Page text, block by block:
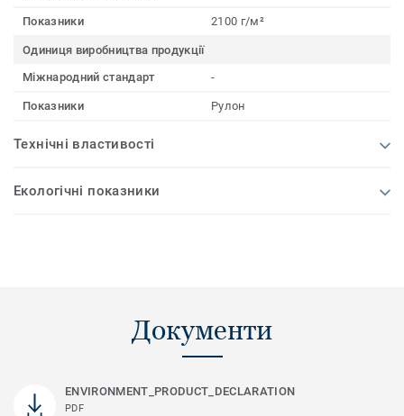
Показники 2100 г/м²
Одиниця виробництва продукції
Міжнародний стандарт
-
Показники Рулон
Технічні властивості
Екологічні показники
Документи
ENVIRONMENT_PRODUCT_DECLARATION
PDF